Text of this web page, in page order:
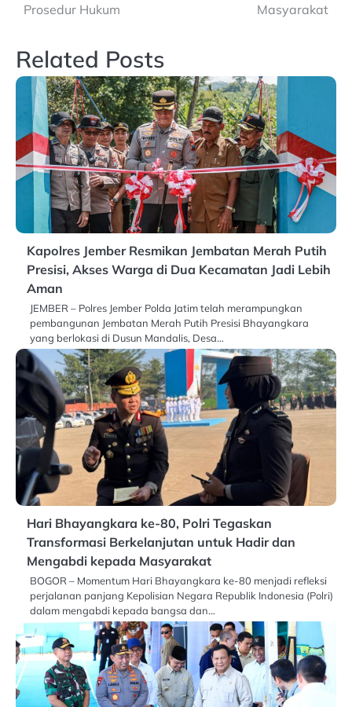
Prosedur Hukum
Masyarakat
Related Posts
Kapolres Jember Resmikan Jembatan Merah Putih
Presisi, Akses Warga di Dua Kecamatan Jadi Lebih
Aman
JEMBER – Polres Jember Polda Jatim telah merampungkan
pembangunan Jembatan Merah Putih Presisi Bhayangkara
yang berlokasi di Dusun Mandalis, Desa…
Hari Bhayangkara ke-80, Polri Tegaskan
Transformasi Berkelanjutan untuk Hadir dan
Mengabdi kepada Masyarakat
BOGOR – Momentum Hari Bhayangkara ke-80 menjadi refleksi
perjalanan panjang Kepolisian Negara Republik Indonesia (Polri)
dalam mengabdi kepada bangsa dan…